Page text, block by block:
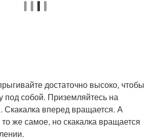
достаточно высоко, чтобы
под собой. Приземляйтесь на
Скакалка вперед вращается. А
же самое, но скакалка вращается